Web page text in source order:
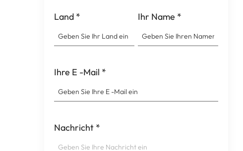
Land * Ihr Name *
Ihre E -Mail *
Nachricht *